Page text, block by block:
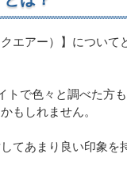
エアー）】について
トで色々と調べた方
もしれません。
てあまり良い印象を